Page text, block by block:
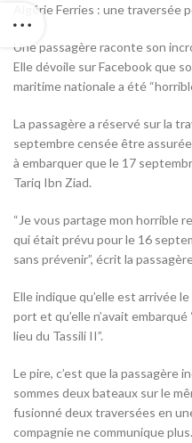
Algérie Ferries : une traversée
Une passagère raconte son
Elle dévoile sur Facebook que
maritime nationale a été
La passagère a réservé sur la
septembre censée être
à embarquer que le 17
Tariq Ibn Ziad.
“Je vous partage mon horrible
qui était prévu pour le 16
sans prévenir”, écrit la
Elle indique qu’elle est arrivée
port et qu’elle n’avait embarqué
lieu du Tassili II”.
Le pire, c’est que la passagère
sommes deux bateaux sur le
fusionné deux traversées en
compagnie ne communique plus.